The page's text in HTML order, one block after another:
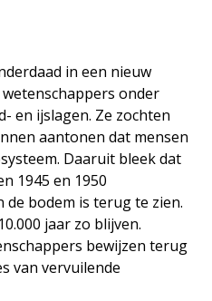
in een nieuw
onder
en ijslagen. Ze zochten
aantonen dat mensen
Daaruit bleek dat
1945 en 1950
bodem is terug te zien.
jaar zo blijven.
bewijzen terug
van vervuilende